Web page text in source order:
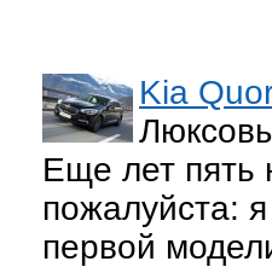
Kia
Еще лет пять
пожалуйста:
первой